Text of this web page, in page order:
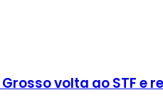
volta ao STF e